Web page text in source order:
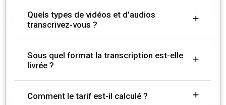
Quels types de vidéos et d'audios
transcrivez-vous ?
Sous quel format la transcription est-elle
livrée ?
Comment le tarif est-il calculé ?